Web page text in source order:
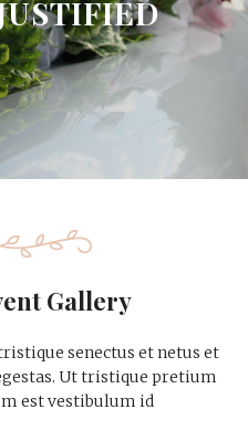
Gallery
senectus et netus et
Ut tristique pretium
est vestibulum id